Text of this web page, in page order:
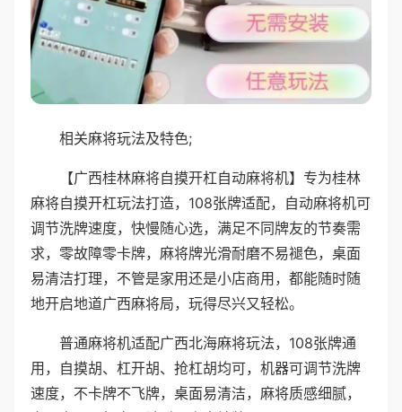
相关麻将玩法及特色;
【广西桂林麻将自摸开杠自动麻将机】专为桂林
麻将自摸开杠玩法打造，108张牌适配，自动麻将机可
调节洗牌速度，快慢随心选，满足不同牌友的节奏需
求，零故障零卡牌，麻将牌光滑耐磨不易褪色，桌面
易清洁打理，不管是家用还是小店商用，都能随时随
地开启地道广西麻将局，玩得尽兴又轻松。
普通麻将机适配广西北海麻将玩法，108张牌通
用，自摸胡、杠开胡、抢杠胡均可，机器可调节洗牌
速度，不卡牌不飞牌，桌面易清洁，麻将质感细腻，